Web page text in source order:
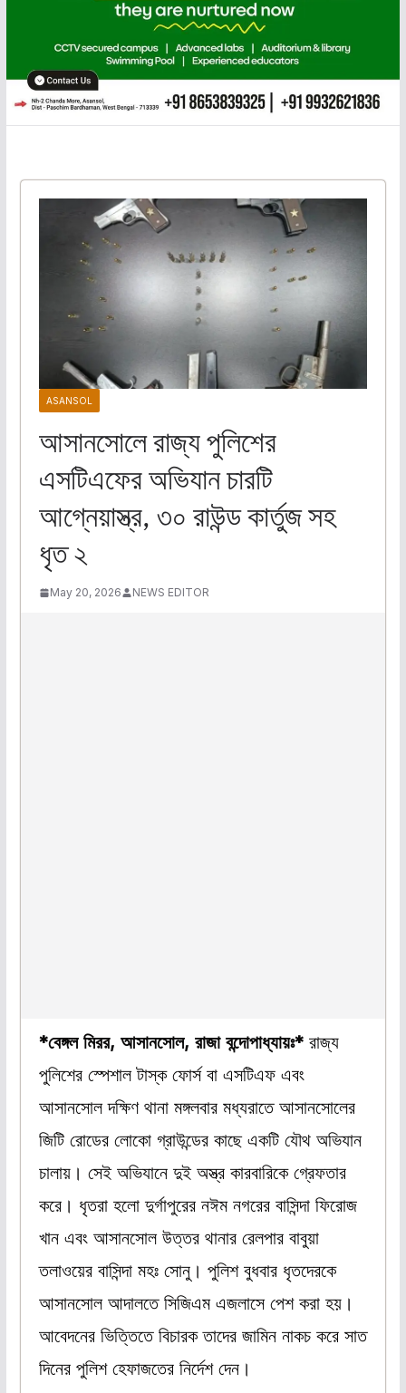
ASANSOL
আসানসোলে রাজ্য পুলিশের
এসটিএফের অভিযান চারটি
আগ্নেয়াস্ত্র, ৩০ রাউন্ড কার্তুজ সহ
ধৃত ২
May 20, 2026 NEWS EDITOR
*বেঙ্গল মিরর, আসানসোল, রাজা বন্দোপাধ্যায়ঃ*রাজ্য
পুলিশের স্পেশাল টাস্ক ফোর্স বা এসটিএফ এবং
আসানসোল দক্ষিণ থানা মঙ্গলবার মধ্যরাতে আসানসোলের
জিটি রোডের লোকো গ্রাউন্ডের কাছে একটি যৌথ অভিযান
চালায়। সেই অভিযানে দুই অস্ত্র কারবারিকে গ্রেফতার
করে। ধৃতরা হলো দুর্গাপুরের নঈম নগরের বাসিন্দা ফিরোজ
খান এবং আসানসোল উত্তর থানার রেলপার বাবুয়া
তলাওয়ের বাসিন্দা মহঃ সোনু। পুলিশ বুধবার ধৃতদেরকে
আসানসোল আদালতে সিজিএম এজলাসে পেশ করা হয়।
আবেদনের ভিত্তিতে বিচারক তাদের জামিন নাকচ করে সাত
দিনের পুলিশ হেফাজতের নির্দেশ দেন।